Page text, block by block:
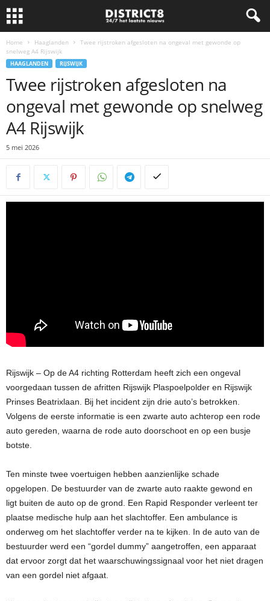
Home Haaglanden
Twee rijstroken afgesloten na ongeval met gewonde op
snelweg A4 Rijswijk
HAAGLANDEN RIJSWIJK
Twee rijstroken afgesloten na
ongeval met gewonde op snelweg
A4 Rijswijk
5 mei 2026
Rijswijk – Op de A4 richting Rotterdam heeft zich een ongeval
voorgedaan tussen de afritten Rijswijk Plaspoelpolder en Rijswijk
Prinses Beatrixlaan. Bij het incident zijn drie auto’s betrokken.
Volgens de eerste informatie is een zwarte auto achterop een rode
auto gereden, waarna de rode auto doorschoot en op een busje
botste.
Ten minste twee voertuigen hebben aanzienlijke schade
opgelopen. De bestuurder van de zwarte auto raakte gewond en
ligt buiten de auto op de grond. Een Rapid Responder verleent ter
plaatse medische hulp aan het slachtoffer. Een ambulance is
onderweg om het slachtoffer verder na te kijken. In de auto van de
bestuurder werd een “gordel dummy” aangetroffen, een apparaat
dat ervoor zorgt dat het waarschuwingssignaal voor het niet dragen
van een gordel niet afgaat.